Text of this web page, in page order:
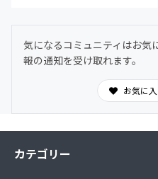
気になるコミュニティはお気
報の通知を受け取れます。
お気に
カテゴリー